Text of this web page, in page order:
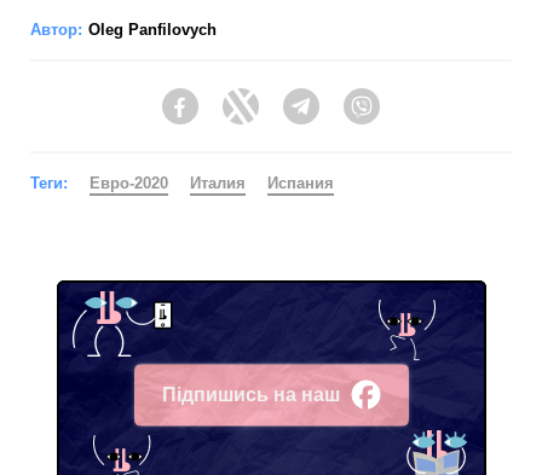
Автор: Oleg Panfilovych
FacebookTwitter Telegram
Теги: Евро-2020 Италия Испания
Підпишись на наш
Facebook